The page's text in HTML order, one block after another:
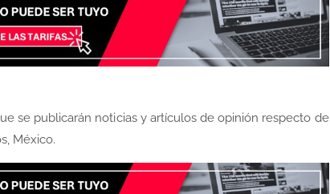
se publicarán noticias y artículos de opinión respecto de
México.